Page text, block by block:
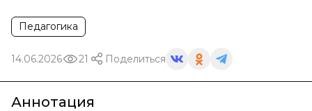
Педагогика
14.06.2026 21 Поделиться
Аннотация